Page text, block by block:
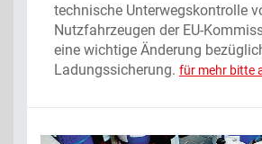
technische Unterwegskontrolle
Nutzfahrzeugen der EU-
eine wichtige Änderung
Ladungssicherung. für mehr bitte